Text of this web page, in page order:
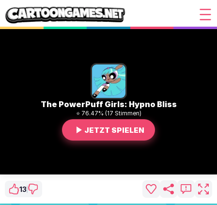
The PowerPuff Girls: Hypno Bliss
⭐ 76.47% (17 Stimmen)
JETZT SPIELEN
13